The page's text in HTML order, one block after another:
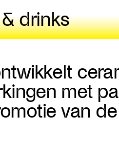
drinks
met
van